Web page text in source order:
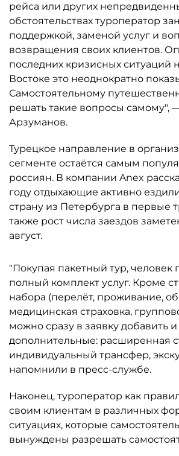
рейса или других
обстоятельствах туроператор
поддержкой, заменой услуг и
возвращения своих клиентов.
последних кризисных ситуаций
Востоке это неоднократно
Самостоятельному
решать такие вопросы самому",
Арзуманов.
Турецкое направление в
сегменте остаётся самым
россиян. В компании Anex
году отдыхающие активно
страну из Петербурга в первые
также рост числа заездов
август.
"Покупая пакетный тур, человек
полный комплект услуг. Кроме
набора (перелёт, проживание,
медицинская страховка,
можно сразу в заявку добавить и
дополнительные: расширенная
индивидуальный трансфер,
напомнили в пресс-службе.
Наконец, туроператор как
своим клиентам в различных
ситуациях, которые
вынуждены разрешать